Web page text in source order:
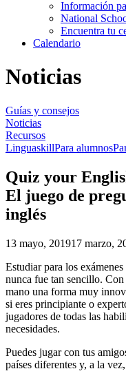
Información
National
Encuentra tu
Calendario
Noticias
Guías y consejos
Noticias
Recursos
LinguaskillPara alumnos
Quiz your
El juego de
inglés
13 mayo, 201917 marzo,
Estudiar para los
nunca fue tan sencillo. Con
mano una forma muy
si eres principiante o
jugadores de todas las
necesidades.
Puedes jugar con tus
países diferentes y, a la